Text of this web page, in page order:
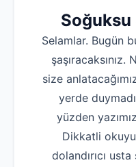
Soğuksu
Selamlar. Bugün
size
yerde
yüzden
Dikkatli
dolandırıcı